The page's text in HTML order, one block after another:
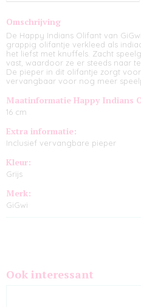
Omschrijving
De Happy Indians Olifant van
grappig olifantje verkleed als
het liefst met knuffels. Zacht
vast, waardoor ze er steeds naar
De pieper in dit olifantje zorgt
vervangbaar voor nog meer
Maatinformatie Happy Indians
16 cm
Extra informatie:
Inclusief vervangbare pieper
Kleur:
Grijs
Merk:
GiGwi
Ook interessant